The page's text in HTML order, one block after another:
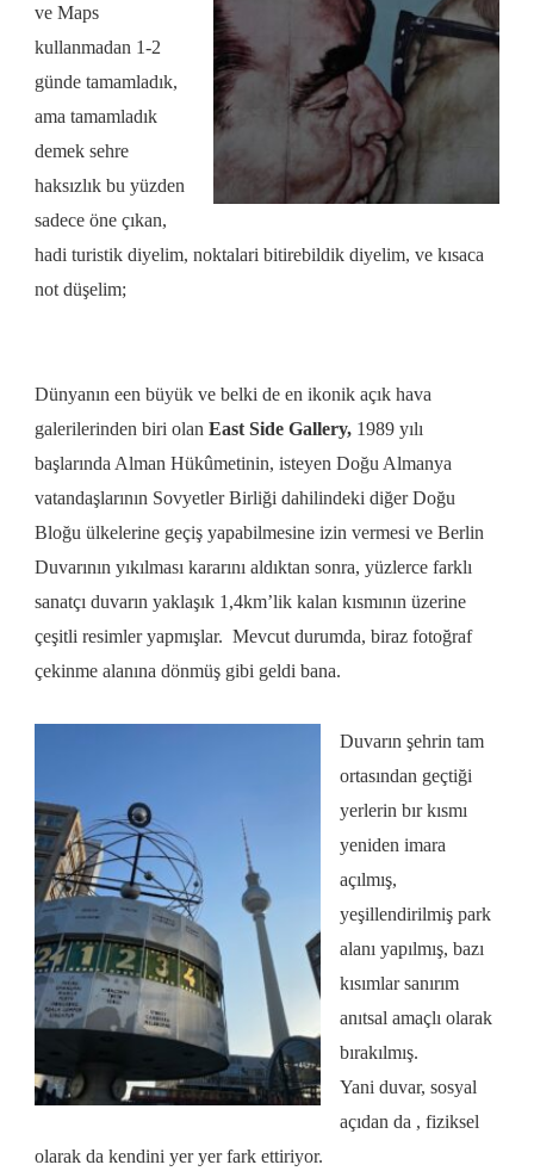
ve Maps
kullanmadan 1-2
günde tamamladık,
ama tamamladık
demek sehre
haksızlık bu yüzden
sadece öne çıkan,
hadi turistik diyelim, noktalari bitirebildik diyelim, ve kısaca
not düşelim;
Dünyanın een büyük ve belki de en ikonik açık hava
galerilerinden biri olan East Side Gallery, 1989 yılı
başlarında Alman Hükûmetinin, isteyen Doğu Almanya
vatandaşlarının Sovyetler Birliği dahilindeki diğer Doğu
Bloğu ülkelerine geçiş yapabilmesine izin vermesi ve Berlin
Duvarının yıkılması kararını aldıktan sonra, yüzlerce farklı
sanatçı duvarın yaklaşık 1,4km’lik kalan kısmının üzerine
çeşitli resimler yapmışlar. Mevcut durumda, biraz fotoğraf
çekinme alanına dönmüş gibi geldi bana.
Duvarın şehrin tam
ortasından geçtiği
yerlerin bır kısmı
yeniden imara
açılmış,
yeşillendirilmiş park
alanı yapılmış, bazı
kısımlar sanırım
anıtsal amaçlı olarak
bırakılmış.
Yani duvar, sosyal
açıdan da , fiziksel
olarak da kendini yer yer fark ettiriyor.